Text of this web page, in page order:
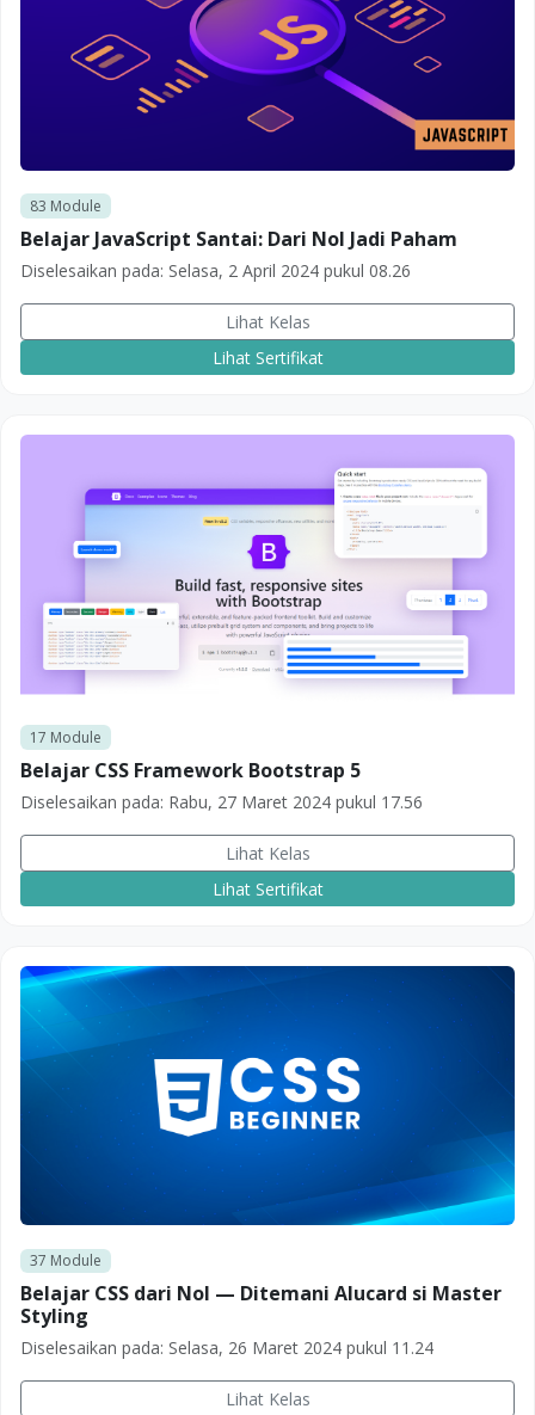
83 Module
Belajar JavaScript Santai: Dari Nol Jadi Paham
Diselesaikan pada: Selasa, 2 April 2024 pukul 08.26
Lihat Kelas
Lihat Sertifikat
17 Module
Belajar CSS Framework Bootstrap 5
Diselesaikan pada: Rabu, 27 Maret 2024 pukul 17.56
Lihat Kelas
Lihat Sertifikat
37 Module
Belajar CSS dari Nol — Ditemani Alucard si Master
Styling
Diselesaikan pada: Selasa, 26 Maret 2024 pukul 11.24
Lihat Kelas